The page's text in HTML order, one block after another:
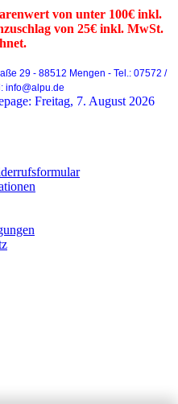
von unter 100€ inkl.
von 25€ inkl. MwSt.
29 - 88512 Mengen - Tel.: 07572 /
info@alpu.de
Freitag, 7. August 2026